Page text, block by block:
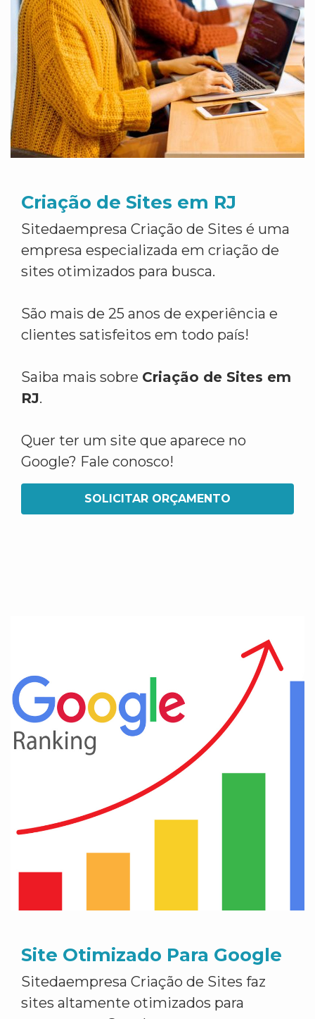
Criação de Sites em RJ
Sitedaempresa Criação de Sites é uma
empresa especializada em criação de
sites otimizados para busca.
São mais de 25 anos de experiência e
clientes satisfeitos em todo país!
Saiba mais sobre Criação de Sites em
RJ.
Quer ter um site que aparece no
Google? Fale conosco!
SOLICITAR ORÇAMENTO
Site Otimizado Para Google
Sitedaempresa Criação de Sites faz
sites altamente otimizados para